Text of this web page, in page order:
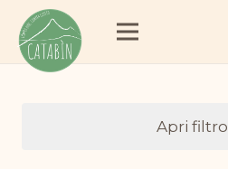
Apri filtro